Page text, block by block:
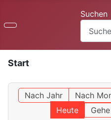
Suchen
Start
Nach Jahr Nach
Heute